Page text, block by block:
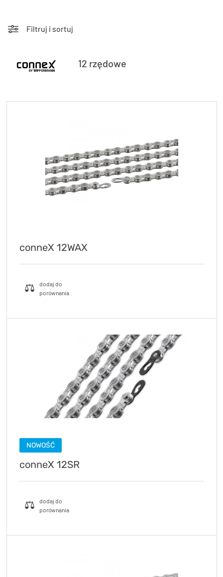
Filtruj i sortuj
12 rzędowe
conneX 12WAX
NOWOŚĆ
conneX 12SR